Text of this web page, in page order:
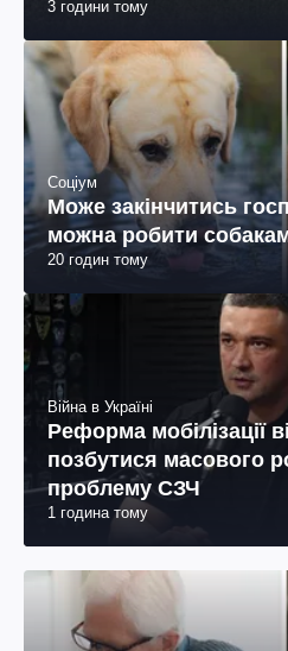
3 години тому
Соціум
Може закінчитись
можна робити
20 годин тому
Війна в Україні
Реформа мобілізації
позбутися масового
проблему СЗЧ
1 година тому